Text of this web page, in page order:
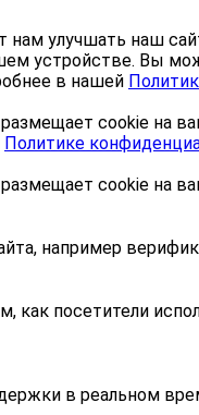
улучшать наш
устройстве. Вы
в нашей
cookie на
Политике
cookie на
например
посетители
в реальном